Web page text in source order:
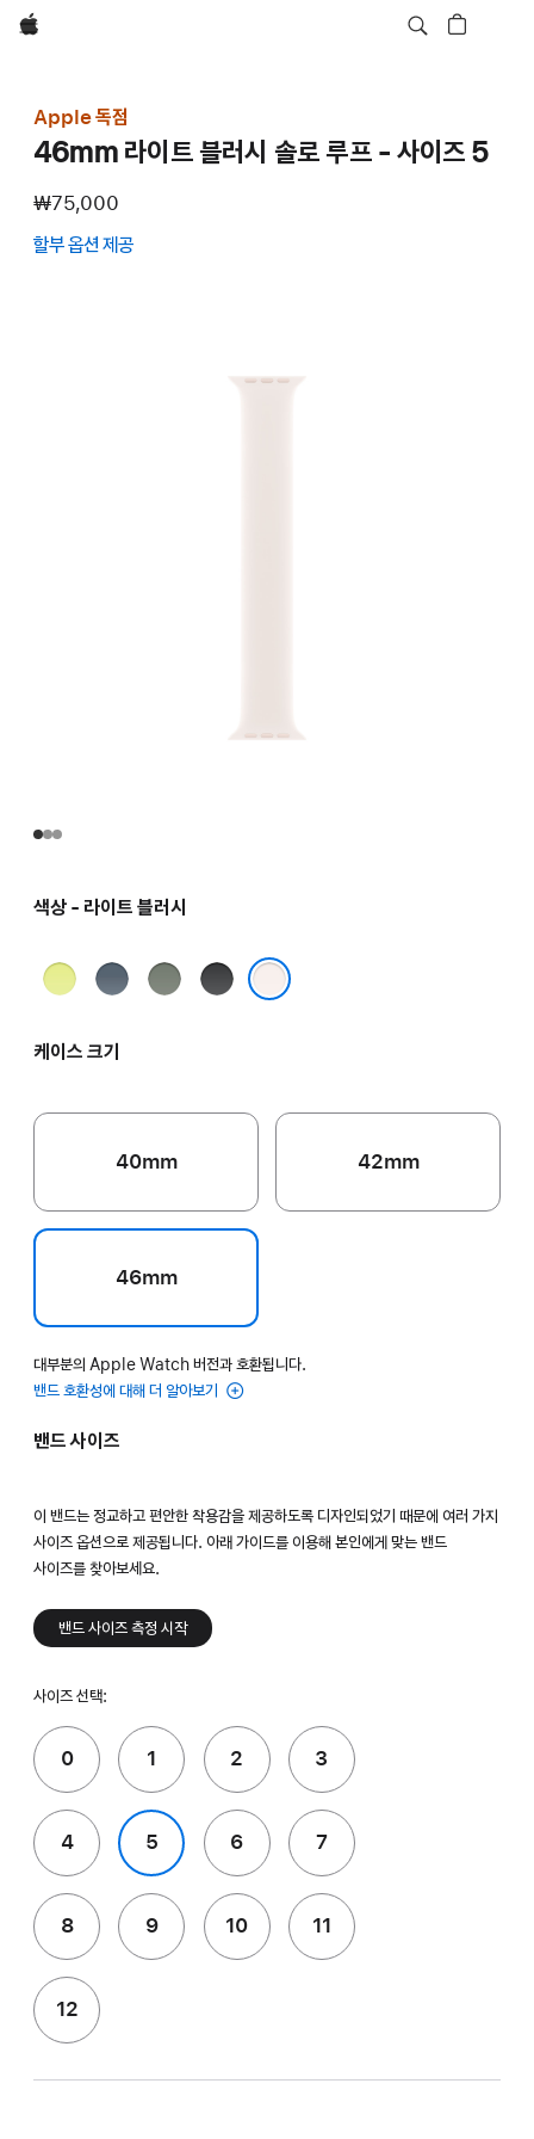
Apple
Apple 독점
46mm 라이트 블러시 솔로 루프 - 사이즈 5
₩75,000
할부 옵션 제공
색상 - 라이트 블러시
네온
앵커
그린
블랙
케이스 크기
40mm 42mm
46mm
대부분의 Apple Watch 버전과 호환됩니다.
밴드 호환성에 대해 더 알아보기
밴드 사이즈
이 밴드는 정교하고 편안한 착용감을 제공하도록 디자인되었기 때문에 여러 가지
사이즈 옵션으로 제공됩니다. 아래 가이드를 이용해 본인에게 맞는 밴드
사이즈를 찾아보세요.
밴드 사이즈 측정 시작
사이즈 선택:
0 1 2 3
4 5 6 7
8 9 10 11
12